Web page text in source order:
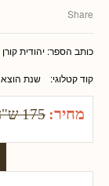
Share
כותב הספר: יהודית קורן
קוד קטלוגי: שנת
מחיר: 175 ש"ח